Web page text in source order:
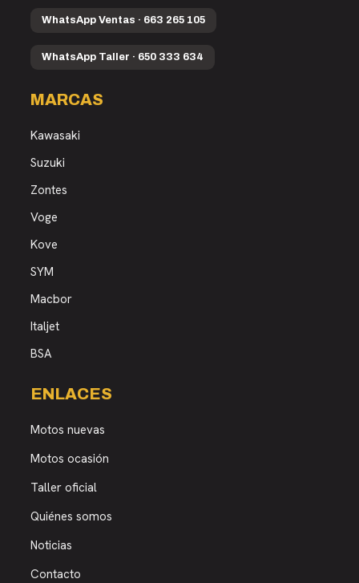
WhatsApp Ventas · 663 265 105
WhatsApp Taller · 650 333 634
MARCAS
Kawasaki
Suzuki
Zontes
Voge
Kove
SYM
Macbor
Italjet
BSA
ENLACES
Motos nuevas
Motos ocasión
Taller oficial
Quiénes somos
Noticias
Contacto